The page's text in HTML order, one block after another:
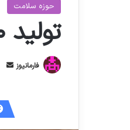
حوزه سلامت
تولید ۶۰ محصول دارویی جدید با فناوری بالا
فارمانیوز